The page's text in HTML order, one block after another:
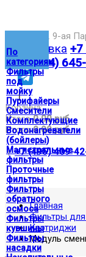
По
категориям
Фильтры
под
мойку
Пурифайеры
Смесители
Комплектующие
Водонагреватели
(бойлеры)
Магистральные
фильтры
Проточные
фильтры
Фильтры
обратного
осмоса
Фильтры
кувшины
Фильтры
насадки
Москва,ул. 9-ая
Доставка
+7 (964)
|
Корзина:
Итого0.00 руб
Итого0.00 руб
| +7 (495) 409-
Главная
Фильтры
Картриджи
Модуль